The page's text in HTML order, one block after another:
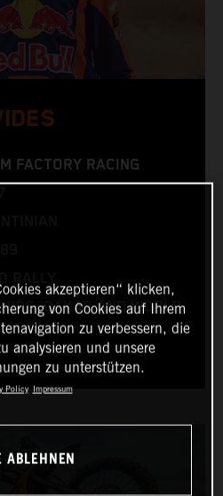
FACTORY RACING
DAKAR AND WORLD
akzeptieren“ klicken,
von Cookies auf Ihrem
zu verbessern, die
analysieren und unsere
zu unterstützen.
Policy Impressum
ABLEHNEN